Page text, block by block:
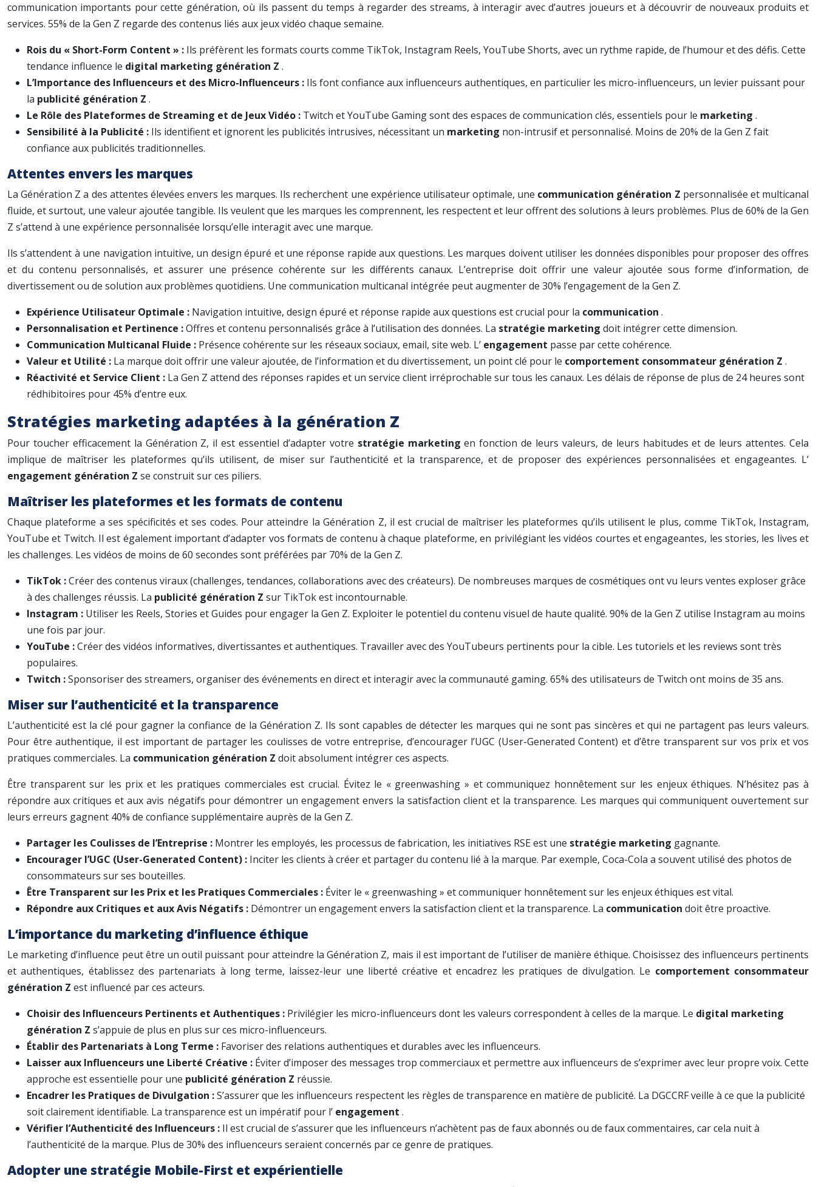
communication importants pour cette génération, où ils passent du temps à regarder des streams, à interagir avec d’autres joueurs et à découvrir de nouveaux produits et
services. 55% de la Gen Z regarde des contenus liés aux jeux vidéo chaque semaine.
Rois du « Short-Form Content » : Ils préfèrent les formats courts comme TikTok, Instagram Reels, YouTube Shorts, avec un rythme rapide, de l’humour et des défis. Cette
tendance influence le digital marketing génération Z .
L’Importance des Influenceurs et des Micro-Influenceurs : Ils font confiance aux influenceurs authentiques, en particulier les micro-influenceurs, un levier puissant pour
la publicité génération Z .
Le Rôle des Plateformes de Streaming et de Jeux Vidéo : Twitch et YouTube Gaming sont des espaces de communication clés, essentiels pour le marketing .
Sensibilité à la Publicité : Ils identifient et ignorent les publicités intrusives, nécessitant un marketing non-intrusif et personnalisé. Moins de 20% de la Gen Z fait
confiance aux publicités traditionnelles.
Attentes envers les marques
La Génération Z a des attentes élevées envers les marques. Ils recherchent une expérience utilisateur optimale, une communication génération Z personnalisée et multicanal
fluide, et surtout, une valeur ajoutée tangible. Ils veulent que les marques les comprennent, les respectent et leur offrent des solutions à leurs problèmes. Plus de 60% de la Gen
Z s’attend à une expérience personnalisée lorsqu’elle interagit avec une marque.
Ils s’attendent à une navigation intuitive, un design épuré et une réponse rapide aux questions. Les marques doivent utiliser les données disponibles pour proposer des offres
et du contenu personnalisés, et assurer une présence cohérente sur les différents canaux. L’entreprise doit offrir une valeur ajoutée sous forme d’information, de
divertissement ou de solution aux problèmes quotidiens. Une communication multicanal intégrée peut augmenter de 30% l’engagement de la Gen Z.
Expérience Utilisateur Optimale : Navigation intuitive, design épuré et réponse rapide aux questions est crucial pour la communication .
Personnalisation et Pertinence :Offres et contenu personnalisés grâce à l’utilisation des données. La stratégie marketing doit intégrer cette dimension.
Communication Multicanal Fluide : Présence cohérente sur les réseaux sociaux, email, site web. L’ engagement passe par cette cohérence.
Valeur et Utilité : La marque doit offrir une valeur ajoutée, de l’information et du divertissement, un point clé pour le comportement consommateur génération Z .
Réactivité et Service Client : La Gen Z attend des réponses rapides et un service client irréprochable sur tous les canaux. Les délais de réponse de plus de 24 heures sont
rédhibitoires pour 45% d’entre eux.
Stratégies marketing adaptées à la génération Z
Pour toucher efficacement la Génération Z, il est essentiel d’adapter votre stratégie marketingen fonction de leurs valeurs, de leurs habitudes et de leurs attentes. Cela
implique de maîtriser les plateformes qu’ils utilisent, de miser sur l’authenticité et la transparence, et de proposer des expériences personnalisées et engageantes. L’
engagement génération Z se construit sur ces piliers.
Maîtriser les plateformes et les formats de contenu
Chaque plateforme a ses spécificités et ses codes. Pour atteindre la Génération Z, il est crucial de maîtriser les plateformes qu’ils utilisent le plus, comme TikTok, Instagram,
YouTube et Twitch. Il est également important d’adapter vos formats de contenu à chaque plateforme, en privilégiant les vidéos courtes et engageantes, les stories, les lives et
les challenges. Les vidéos de moins de 60 secondes sont préférées par 70% de la Gen Z.
TikTok :Créer des contenus viraux (challenges, tendances, collaborations avec des créateurs). De nombreuses marques de cosmétiques ont vu leurs ventes exploser grâce
à des challenges réussis. La publicité génération Z sur TikTok est incontournable.
Instagram : Utiliser les Reels, Stories et Guides pour engager la Gen Z. Exploiter le potentiel du contenu visuel de haute qualité. 90% de la Gen Z utilise Instagram au moins
une fois par jour.
YouTube :Créer des vidéos informatives, divertissantes et authentiques. Travailler avec des YouTubeurs pertinents pour la cible. Les tutoriels et les reviews sont très
populaires.
Twitch :Sponsoriser des streamers, organiser des événements en direct et interagir avec la communauté gaming. 65% des utilisateurs de Twitch ont moins de 35 ans.
Miser sur l’authenticité et la transparence
L’authenticité est la clé pour gagner la confiance de la Génération Z. Ils sont capables de détecter les marques qui ne sont pas sincères et qui ne partagent pas leurs valeurs.
Pour être authentique, il est important de partager les coulisses de votre entreprise, d’encourager l’UGC (User-Generated Content) et d’être transparent sur vos prix et vos
pratiques commerciales. La communication génération Z doit absolument intégrer ces aspects.
Être transparent sur les prix et les pratiques commerciales est crucial. Évitez le « greenwashing » et communiquez honnêtement sur les enjeux éthiques. N’hésitez pas à
répondre aux critiques et aux avis négatifs pour démontrer un engagement envers la satisfaction client et la transparence. Les marques qui communiquent ouvertement sur
leurs erreurs gagnent 40% de confiance supplémentaire auprès de la Gen Z.
Partager les Coulisses de l’Entreprise : Montrer les employés, les processus de fabrication, les initiatives RSE est une stratégie marketing gagnante.
Encourager l’UGC (User-Generated Content) : Inciter les clients à créer et partager du contenu lié à la marque. Par exemple, Coca-Cola a souvent utilisé des photos de
consommateurs sur ses bouteilles.
Être Transparent sur les Prix et les Pratiques Commerciales : Éviter le « greenwashing » et communiquer honnêtement sur les enjeux éthiques est vital.
Répondre aux Critiques et aux Avis Négatifs : Démontrer un engagement envers la satisfaction client et la transparence. La communication doit être proactive.
L’importance du marketing d’influence éthique
Le marketing d’influence peut être un outil puissant pour atteindre la Génération Z, mais il est important de l’utiliser de manière éthique. Choisissez des influenceurs pertinents
et authentiques, établissez des partenariats à long terme, laissez-leur une liberté créative et encadrez les pratiques de divulgation. Le comportement consommateur
génération Z est influencé par ces acteurs.
Choisir des Influenceurs Pertinents et Authentiques : Privilégier les micro-influenceurs dont les valeurs correspondent à celles de la marque. Le digital marketing
génération Z s’appuie de plus en plus sur ces micro-influenceurs.
Établir des Partenariats à Long Terme : Favoriser des relations authentiques et durables avec les influenceurs.
Laisser aux Influenceurs une Liberté Créative : Éviter d’imposer des messages trop commerciaux et permettre aux influenceurs de s’exprimer avec leur propre voix. Cette
approche est essentielle pour une publicité génération Z réussie.
Encadrer les Pratiques de Divulgation :S’assurer que les influenceurs respectent les règles de transparence en matière de publicité. La DGCCRF veille à ce que la publicité
soit clairement identifiable. La transparence est un impératif pour l’ engagement .
Vérifier l’Authenticité des Influenceurs : Il est crucial de s’assurer que les influenceurs n’achètent pas de faux abonnés ou de faux commentaires, car cela nuit à
l’authenticité de la marque. Plus de 30% des influenceurs seraient concernés par ce genre de pratiques.
Adopter une stratégie Mobile-First et expérientielle